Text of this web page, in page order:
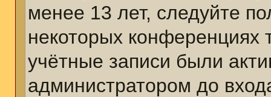
менее 13 лет, следуйте
некоторых конференциях
учётные записи были
администратором до